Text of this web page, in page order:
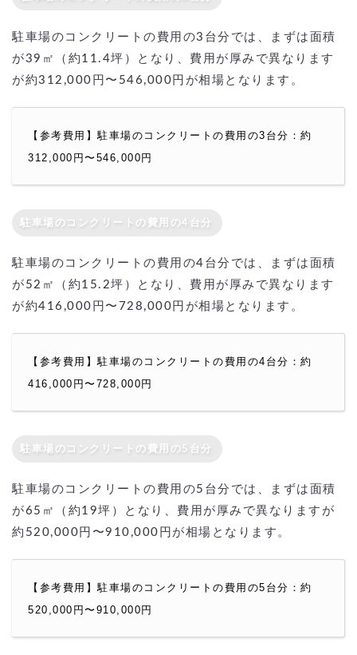
駐車場のコンクリートの費用の3台分では、まずは面積
が39㎡（約11.4坪）となり、費用が厚みで異なります
が約312,000円〜546,000円が相場となります。
【参考費用】駐車場のコンクリートの費用の3台分：約
312,000円〜546,000円
駐車場のコンクリートの費用の4台分
駐車場のコンクリートの費用の4台分では、まずは面積
が52㎡（約15.2坪）となり、費用が厚みで異なります
が約416,000円〜728,000円が相場となります。
【参考費用】駐車場のコンクリートの費用の4台分：約
416,000円〜728,000円
駐車場のコンクリートの費用の5台分
駐車場のコンクリートの費用の5台分では、まずは面積
が65㎡（約19坪）となり、費用が厚みで異なりますが
約520,000円〜910,000円が相場となります。
【参考費用】駐車場のコンクリートの費用の5台分：約
520,000円〜910,000円